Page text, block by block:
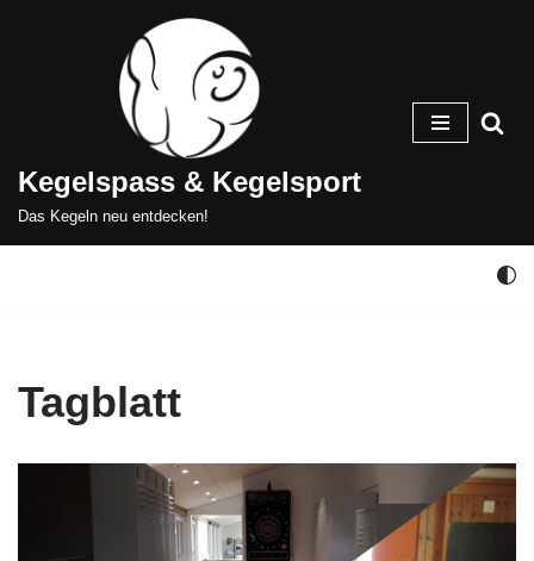
Kegelspass & Kegelsport
Das Kegeln neu entdecken!
Tagblatt